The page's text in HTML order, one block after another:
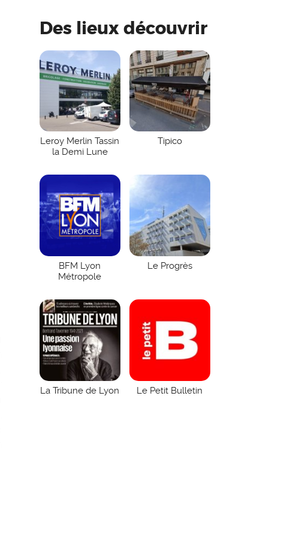
Des lieux découvrir
Leroy Merlin Tassin
la Demi Lune
Tipico
BFM Lyon
Métropole
Le Progrès
La Tribune de Lyon Le Petit Bulletin